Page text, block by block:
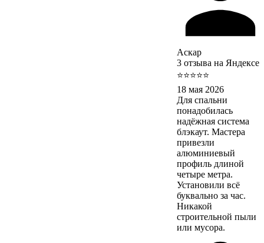
Аскар
3 отзыва на Яндексе
⭐⭐⭐⭐⭐
18 мая 2026
Для спальни
понадобилась
надёжная система
блэкаут. Мастера
привезли
алюминиевый
профиль длиной
четыре метра.
Установили всё
буквально за час.
Никакой
строительной пыли
или мусора.